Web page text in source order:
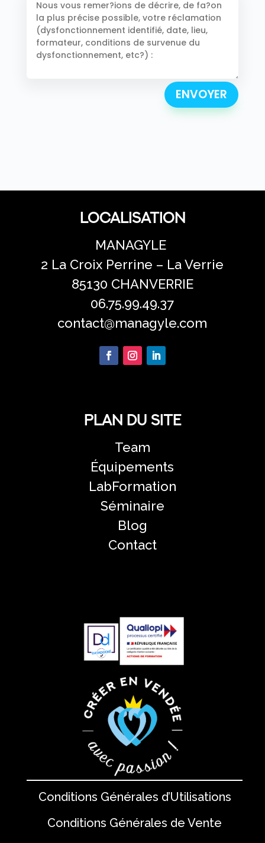
ENVOYER
Localisation
MANAGYLE
2 La Croix Perrine – La Verrie
85130 CHANVERRIE
06.75.99.49.37
contact@managyle.com
Plan du site
Team
Équipements
LabFormation
Séminaire
Blog
Contact
Conditions Générales d’Utilisations
Conditions Générales de Vente